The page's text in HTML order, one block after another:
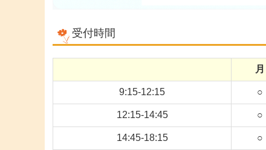
受付時間
月
9:15-12:15 ○
12:15-14:45 ○
14:45-18:15 ○